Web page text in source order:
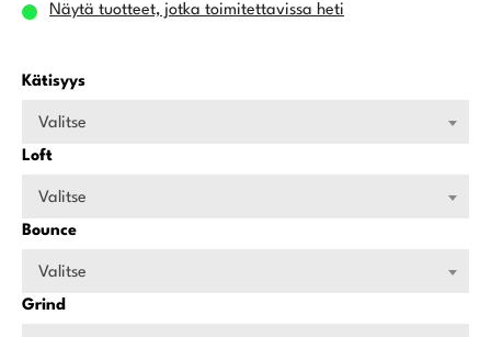
Näytä tuotteet, jotka toimitettavissa heti
Kätisyys
Valitse
Loft
Valitse
Bounce
Valitse
Grind